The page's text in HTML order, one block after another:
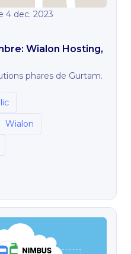
4 dec. 2023
Wialon Hosting,
phares de Gurtam.
Wialon